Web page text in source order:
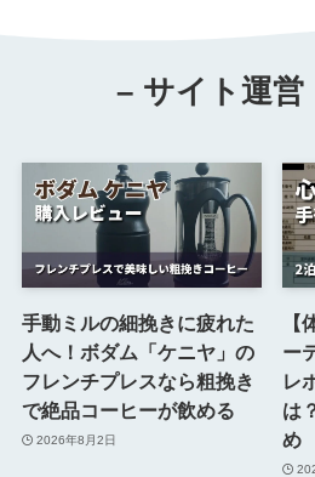
– サイト運営
手動ミルの細挽きに疲れた
人へ！ボダム「ケニヤ」の
フレンチプレスなら粗挽き
で絶品コーヒーが飲める
2026年8月2日
【
ー
レ
は
め